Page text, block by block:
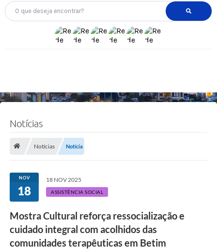
O que deseja encontrar?
Notícias
Notícias Notícia
NOV
18
18 NOV 2025
ASSISTÊNCIA SOCIAL
Mostra Cultural reforça ressocialização e
cuidado integral com acolhidos das
comunidades terapêuticas em Betim